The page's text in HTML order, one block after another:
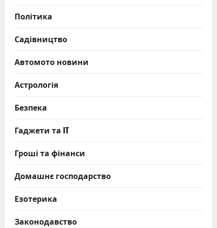
Політика
Садівництво
Автомото новини
Астрологія
Безпека
Гаджети та IT
Гроші та фінанси
Домашнє господарство
Езотерика
Законодавство